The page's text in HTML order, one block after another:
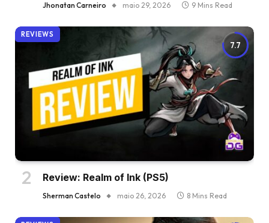
Jhonatan Carneiro maio 29, 2026 9 Mins Read
7.7
REVIEWS
Review: Realm of Ink (PS5)
Sherman Castelo maio 26, 2026 8 Mins Read